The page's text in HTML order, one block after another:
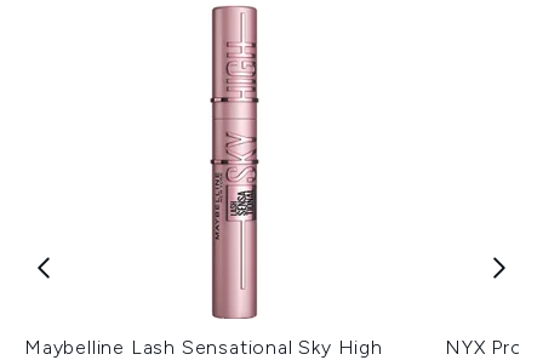
Maybelline Lash Sensational Sky High
NYX